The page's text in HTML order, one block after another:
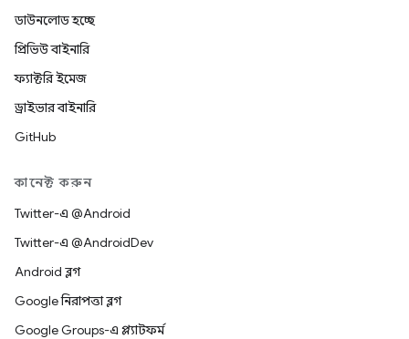
ডাউনলোড হচ্ছে
প্রিভিউ বাইনারি
ফ্যাক্টরি ইমেজ
ড্রাইভার বাইনারি
GitHub
কানেক্ট করুন
Twitter-এ @Android
Twitter-এ @AndroidDev
Android ব্লগ
Google নিরাপত্তা ব্লগ
Google Groups-এ প্ল্যাটফর্ম